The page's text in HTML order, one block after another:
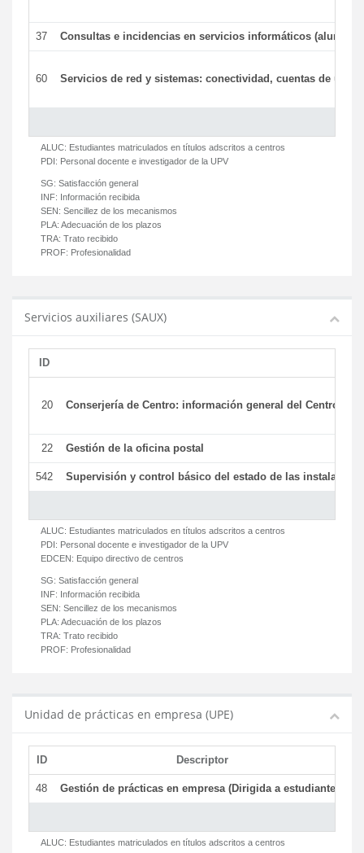
37 Consultas e incidencias en servicios informáticos (alumnos)
60 Servicios de red y sistemas: conectividad, cuentas de
ALUC: Estudiantes matriculados en títulos adscritos a centros
PDI: Personal docente e investigador de la UPV
SG: Satisfacción general
INF: Información recibida
SEN: Sencillez de los mecanismos
PLA: Adecuación de los plazos
TRA: Trato recibido
PROF: Profesionalidad
Servicios auxiliares (SAUX)
ID
20 Conserjería de Centro: información general del Centro y
22 Gestión de la oficina postal
542 Supervisión y control básico del estado de las
ALUC: Estudiantes matriculados en títulos adscritos a centros
PDI: Personal docente e investigador de la UPV
EDCEN: Equipo directivo de centros
SG: Satisfacción general
INF: Información recibida
SEN: Sencillez de los mecanismos
PLA: Adecuación de los plazos
TRA: Trato recibido
PROF: Profesionalidad
Unidad de prácticas en empresa (UPE)
ID Descriptor
48 Gestión de prácticas en empresa (Dirigida a estudiantes)
ALUC: Estudiantes matriculados en títulos adscritos a centros